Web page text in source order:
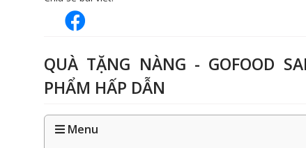
QUÀ TẶNG NÀNG - GOFOOD
PHẨM HẤP DẪN
Menu